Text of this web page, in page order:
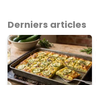
Derniers articles